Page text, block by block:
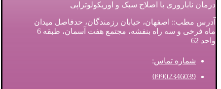
درمان ناباروری با اصلاح سبک و اوریکولوتراپی
آدرس مطب:: اصفهان، خیابان رزمندگان، حدفاصل میدان
ماه فرخی و سه راه بنفشه، مجتمع هفت آسمان، طبقه 6
واحد 62
شماره تماس:
09902346039